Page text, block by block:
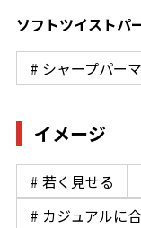
ソフトツイストパ
# シャープパーマ
イメージ
# 若く見せる
# カジュアルに